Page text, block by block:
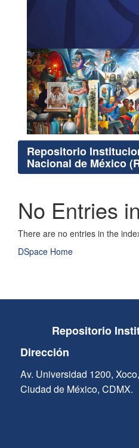
Repositorio
Nacional de México
No Entries
There are no entries in the
DSpace Home
Repositorio
Dirección
Av. Universidad 1200,
Ciudad de México, CDMX.